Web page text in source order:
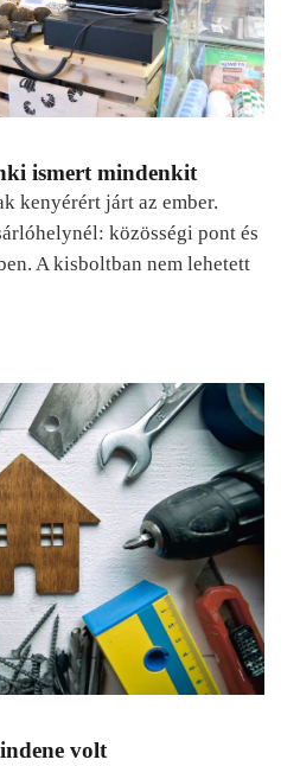
ismert mindenkit
kenyérért járt az ember.
közösségi pont és
A kisboltban nem lehetett
volt